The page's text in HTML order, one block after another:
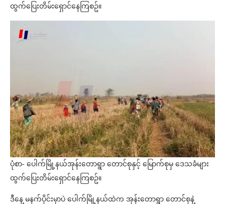
ထွက်ပြေးတိမ်းရှောင်နေကြစဥ်။
ပုံစာ- ပေါက်မြို့နယ်အုန်းတောရွာ တောင်စုနှင့် မြောက်စုမှ ဒေသခံများ
ထွက်ပြေးတိမ်းရှောင်နေကြစဥ်။
ဒီနေ့ မနက်ပိုင်းမှာပဲ ပေါက်မြို့နယ်ထဲက အုန်းတောရွာ တောင်စုနဲ့